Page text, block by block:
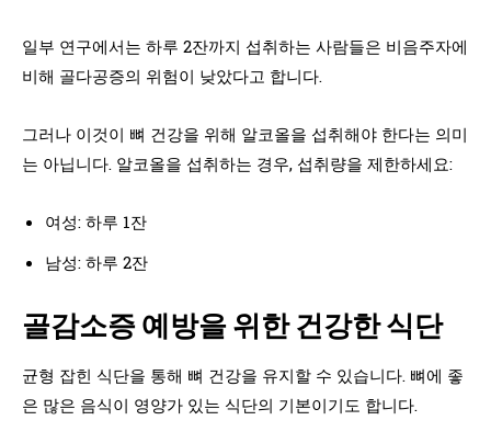
일부 연구에서는 하루 2잔까지 섭취하는 사람들은 비음주자에
비해 골다공증의 위험이 낮았다고 합니다.
그러나 이것이 뼈 건강을 위해 알코올을 섭취해야 한다는 의미
는 아닙니다. 알코올을 섭취하는 경우, 섭취량을 제한하세요:
여성: 하루 1잔
남성: 하루 2잔
골감소증 예방을 위한 건강한 식단
균형 잡힌 식단을 통해 뼈 건강을 유지할 수 있습니다. 뼈에 좋
은 많은 음식이 영양가 있는 식단의 기본이기도 합니다.